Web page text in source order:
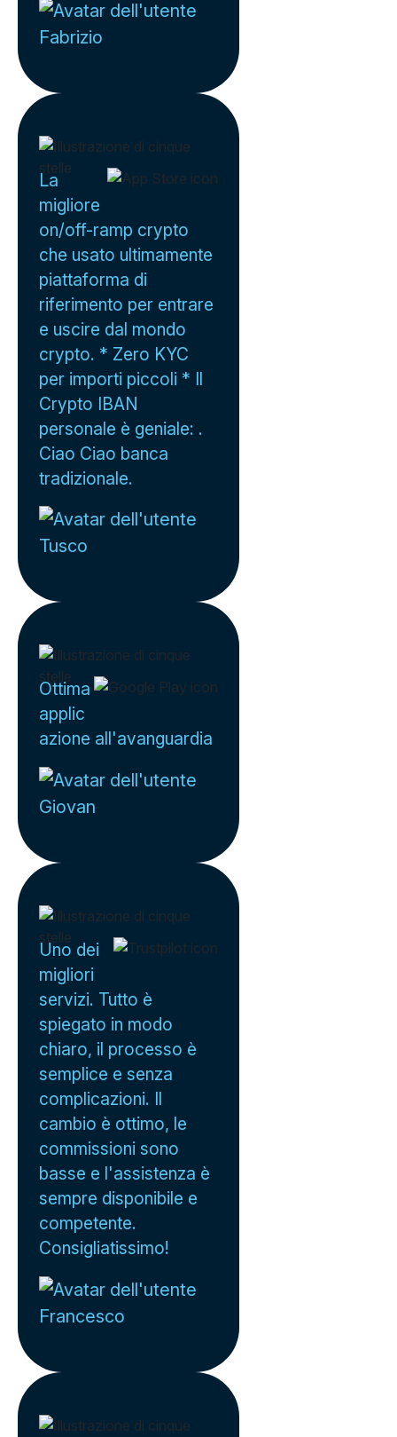
Fabrizio
La
migliore
on/off-ramp crypto
che usato ultimamente
piattaforma di
riferimento per entrare
e uscire dal mondo
crypto. * Zero KYC
per importi piccoli * Il
Crypto IBAN
personale è geniale: .
Ciao Ciao banca
tradizionale.
Tusco
Ottima
applic
azione all'avanguardia
Giovan
Uno dei
migliori
servizi. Tutto è
spiegato in modo
chiaro, il processo è
semplice e senza
complicazioni. Il
cambio è ottimo, le
commissioni sono
basse e l'assistenza è
sempre disponibile e
competente.
Consigliatissimo!
Francesco